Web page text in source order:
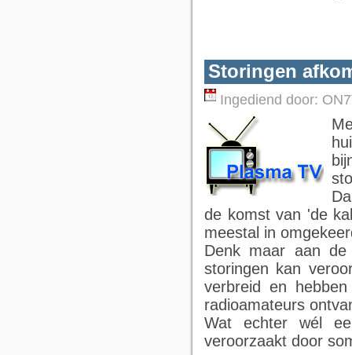
Storingen
Ingediend door:
de komst van 'de
meestal in
Denk maar aan
storingen kan
verbreid en
radioamateurs
Wat echter wél
veroorzaakt door